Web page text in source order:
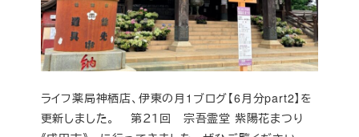
ライフ薬局神栖店、伊東の月1ブログ【6月分part2】を
更新しました。 第２１回 宗吾霊堂 紫陽花まつり